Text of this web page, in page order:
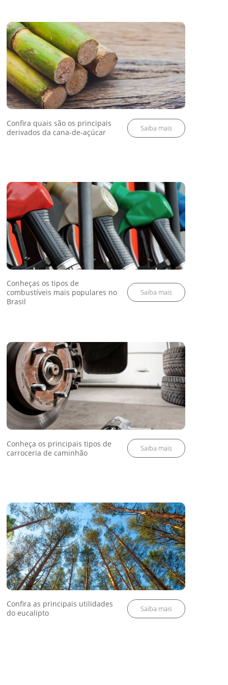
Confira quais são os principais
derivados da cana-de-açúcar
Conheças os tipos de
combustíveis mais populares no
Brasil
Conheça os principais tipos de
carroceria de caminhão
Confira as principais utilidades
do eucalipto